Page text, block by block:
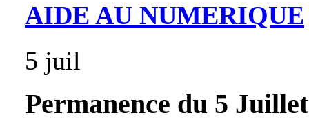
AIDE AU NUMERIQUE
5 juil
Permanence du 5